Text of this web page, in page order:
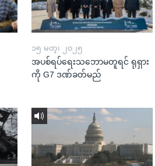
၁၅ မတ္၊ ၂၀၂၅
အပစ်ရပ်ရေးသဘောမတူရင် ရုရှား
ကို G7 ဒဏ်ခတ်မည်